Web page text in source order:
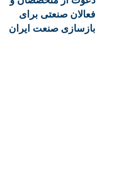
فعالان صنعتی برای
بازسازی صنعت ایران